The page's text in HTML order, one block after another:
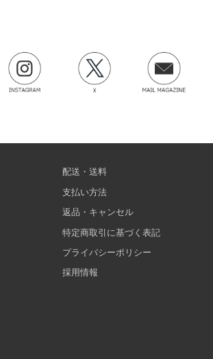
配送・送料
支払い方法
返品・キャンセル
特定商取引に基づく表記
プライバシーポリシー
採用情報